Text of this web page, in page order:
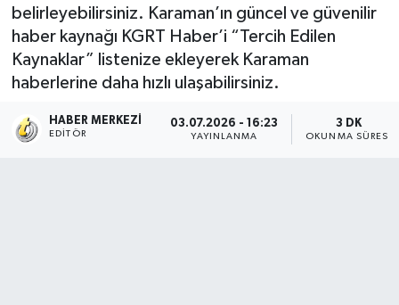
belirleyebilirsiniz. Karaman’ın güncel ve güvenilir
haber kaynağı KGRT Haber’i “Tercih Edilen
Kaynaklar” listenize ekleyerek Karaman
haberlerine daha hızlı ulaşabilirsiniz.
HABER MERKEZI
EDITÖR
03.07.2026 - 16:23
YAYINLANMA
3 DK
OKUNMA SÜRESI